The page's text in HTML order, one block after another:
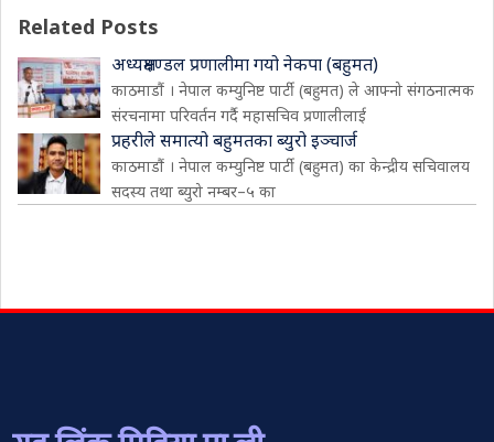
Related Posts
अध्यक्षमण्डल प्रणालीमा गयो नेकपा (बहुमत)
काठमाडौं । नेपाल कम्युनिष्ट पार्टी (बहुमत) ले आफ्नो संगठनात्मक
संरचनामा परिवर्तन गर्दै महासचिव प्रणालीलाई
प्रहरीले समात्यो बहुमतका ब्युरो इञ्चार्ज
काठमाडौं । नेपाल कम्युनिष्ट पार्टी (बहुमत) का केन्द्रीय सचिवालय
सदस्य तथा ब्युरो नम्बर–५ का